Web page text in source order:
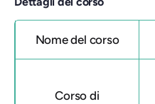
Nome del corso
Corso di